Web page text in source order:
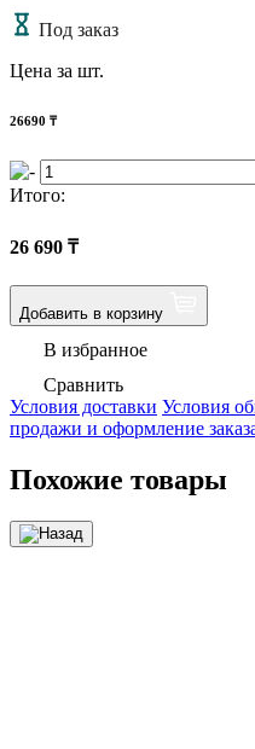
Под заказ
Цена за шт.
26690 ₸
Итого:
26 690 ₸
Добавить в корзину
В избранное
Сравнить
Условия доставки Условия
продажи и оформление
Похожие товары